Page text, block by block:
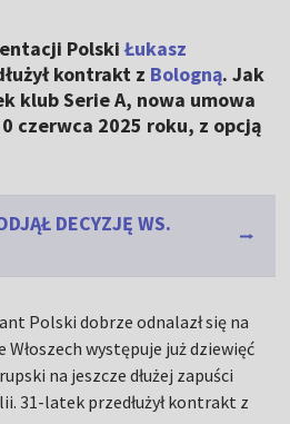
PolskiŁukasz
kontrakt z Bologną. Jak
klub Serie A, nowa umowa
czerwca 2025 roku, z opcją
DECYZJĘ WS.
Polski dobrze odnalazł się na
Włoszech występuje już dziewięć
na jeszcze dłużej zapuści
31-latek przedłużył kontrakt z